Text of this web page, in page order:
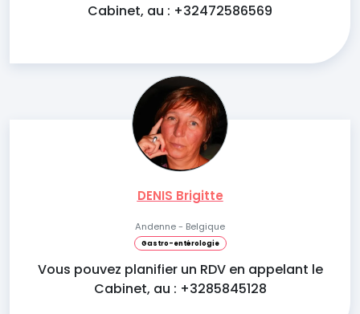
Cabinet, au : +32472586569
DENIS Brigitte
Andenne - Belgique
Gastro-entérologie
Vous pouvez planifier un RDV en appelant le
Cabinet, au : +3285845128